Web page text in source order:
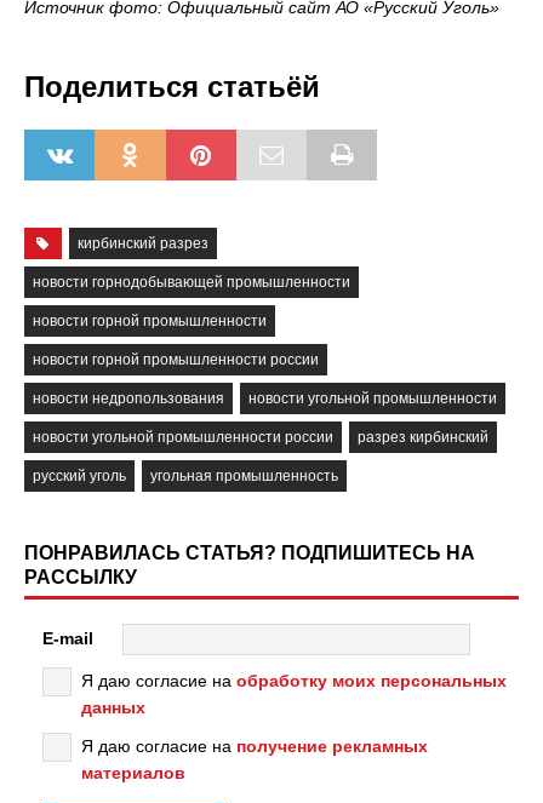
Источник фото: Официальный сайт АО «Русский Уголь»
Поделиться статьёй
кирбинский разрез
новости горнодобывающей промышленности
новости горной промышленности
новости горной промышленности россии
новости недропользования новости угольной промышленности
новости угольной промышленности россии разрез кирбинский
русский уголь угольная промышленность
ПОНРАВИЛАСЬ СТАТЬЯ? ПОДПИШИТЕСЬ НА
РАССЫЛКУ
E-mail
Я даю согласие на обработку моих персональных
данных
Я даю согласие на получение рекламных
материалов